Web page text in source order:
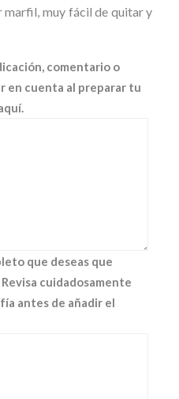
marfil, muy fácil de quitar y
comentario o
en cuenta al preparar tu
que deseas que
cuidadosamente
antes de añadir el